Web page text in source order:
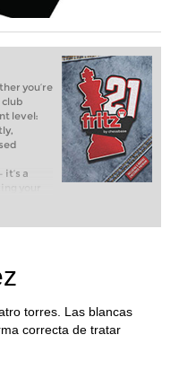
you’re
level:
it’s a
your
already
you can
a
torres. Las blancas
correcta de tratar